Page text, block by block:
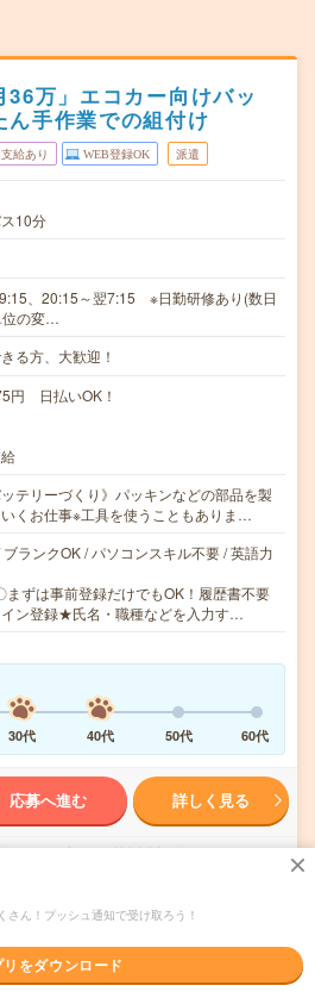
36万」エコカー向けバッ
手作業での組付け
給あり WEB登録OK 派遣
10分
、20:15～翌7:15 ※日勤研修あり(数日
位の変…
る方、大歓迎！
円 日払いOK！
ッテリーづくり》パッキンなどの部品を製
くお仕事※工具を使うこともありま…
ランクOK / パソコンスキル不要 / 英語力
ずは事前登録だけでもOK！履歴書不要
ン登録★氏名・職種などを入力す…
30代 40代 50代 60代
応募へ進む 詳しく見る
キャリアオプション 製造事業部（全国）
ュUP！】食品包装機械部
さん！プッシュ通知で受け取ろう！
リをダウンロード